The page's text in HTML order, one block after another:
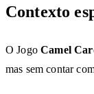
Contexto
O JogoCamel
mas sem contar